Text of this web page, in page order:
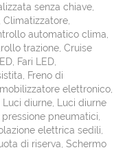
senza chiave,
automatico clima,
trazione, Cruise
Fari LED,
Freno di
elettronico,
diurne, Luci diurne
pneumatici,
elettrica sedili,
di riserva, Schermo